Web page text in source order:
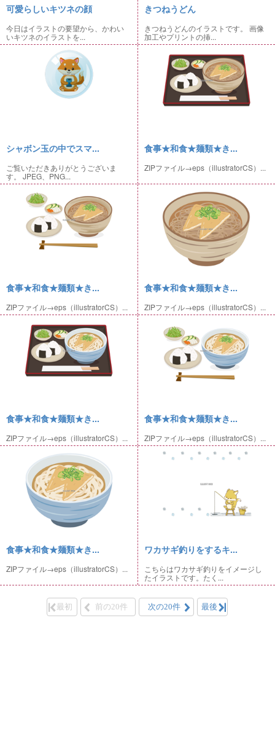
可愛らしいキツネの顔
今日はイラストの要望から、かわい
いキツネのイラストを...
きつねうどん
きつねうどんのイラストです。 画像
加工やプリントの挿...
シャボン玉の中でスマ...
ご覧いただきありがとうございま
す。 JPEG、PNG...
食事★和食★麺類★き...
ZIPファイル→eps（illustratorCS）...
食事★和食★麺類★き...
ZIPファイル→eps（illustratorCS）...
食事★和食★麺類★き...
ZIPファイル→eps（illustratorCS）...
食事★和食★麺類★き...
ZIPファイル→eps（illustratorCS）...
食事★和食★麺類★き...
ZIPファイル→eps（illustratorCS）...
食事★和食★麺類★き...
ZIPファイル→eps（illustratorCS）...
ワカサギ釣りをするキ...
こちらはワカサギ釣りをイメージし
たイラストです。たく...
最初 前の20件 次の20件 最後